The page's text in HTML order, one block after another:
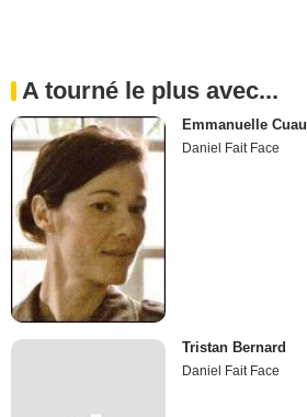
A tourné le plus avec...
Emmanuelle Cuau
Daniel Fait Face
Tristan Bernard
Daniel Fait Face